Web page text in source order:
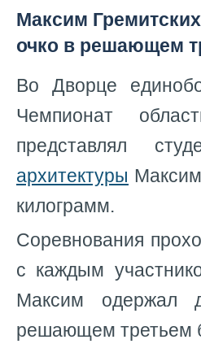
Максим
очко в решающем
Во Дворце
Чемпионат
представлял
архитектуры
килограмм.
Соревнования
с каждым
Максим одержал
решающем третьем